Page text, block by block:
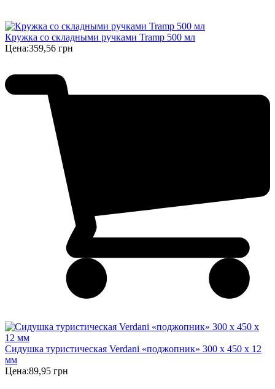
Кружка со складными ручками Tramp 500 мл
Цена:359,56 грн
Сидушка туристическая Verdani «поджопник» 300 x 450 х 12
мм
Цена:89,95 грн